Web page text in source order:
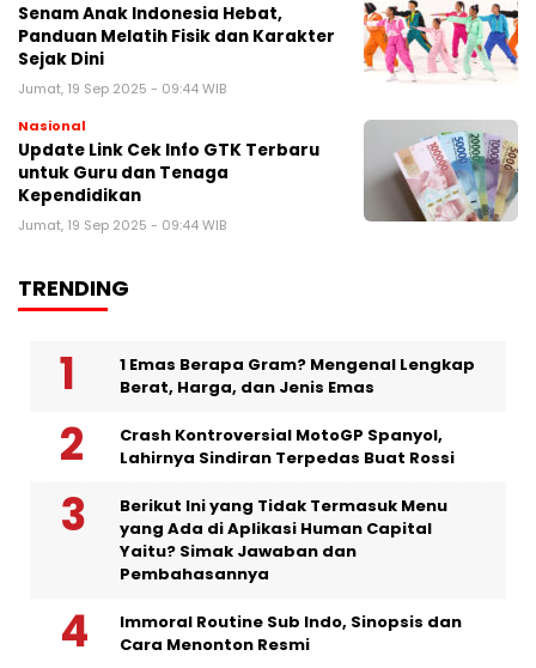
Senam Anak Indonesia Hebat,
Panduan Melatih Fisik dan Karakter
Sejak Dini
Jumat, 19 Sep 2025 - 09:44 WIB
Nasional
Update Link Cek Info GTK Terbaru
untuk Guru dan Tenaga
Kependidikan
Jumat, 19 Sep 2025 - 09:44 WIB
TRENDING
1 Emas Berapa Gram? Mengenal Lengkap
Berat, Harga, dan Jenis Emas
Crash Kontroversial MotoGP Spanyol,
Lahirnya Sindiran Terpedas Buat Rossi
Berikut Ini yang Tidak Termasuk Menu
yang Ada di Aplikasi Human Capital
Yaitu? Simak Jawaban dan
Pembahasannya
Immoral Routine Sub Indo, Sinopsis dan
Cara Menonton Resmi